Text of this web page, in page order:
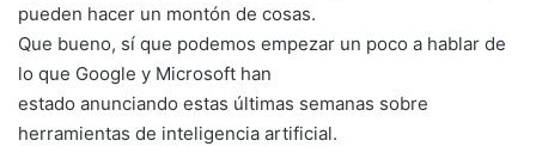
pueden hacer un montón de cosas.
Que bueno, sí que podemos empezar un poco a hablar de
lo que Google y Microsoft han
estado anunciando estas últimas semanas sobre
herramientas de inteligencia artificial.